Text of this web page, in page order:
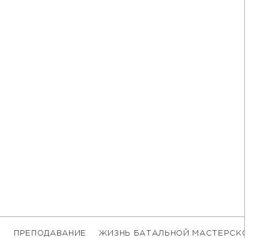
ПРЕПОДАВАНИЕ ЖИЗНЬ БАТАЛЬНОЙ МАСТЕРСКОЙ